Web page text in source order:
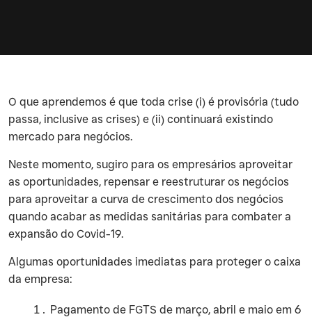
‍O que aprendemos é que toda crise (i) é provisória (tudo
passa, inclusive as crises) e (ii) continuará existindo
mercado para negócios.
‍Neste momento, sugiro para os empresários aproveitar
as oportunidades, repensar e reestruturar os negócios
para aproveitar a curva de crescimento dos negócios
quando acabar as medidas sanitárias para combater a
expansão do Covid-19.
‍Algumas oportunidades imediatas para proteger o caixa
da empresa:
Pagamento de FGTS de março, abril e maio em 6